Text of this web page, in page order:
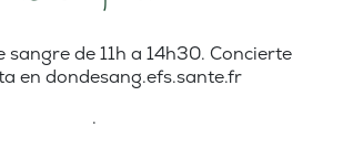
sangre de 11h a 14h30. Concierte
en dondesang.efs.sante.fr
.